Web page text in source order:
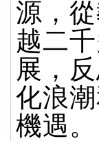
源，
越二
展，
化浪
機遇。